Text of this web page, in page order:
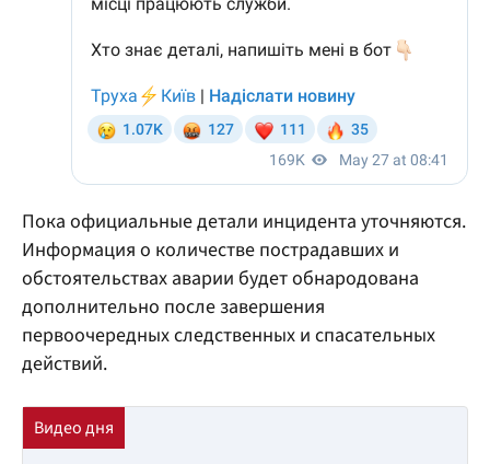
Пока официальные детали инцидента уточняются.
Информация о количестве пострадавших и
обстоятельствах аварии будет обнародована
дополнительно после завершения
первоочередных следственных и спасательных
действий.